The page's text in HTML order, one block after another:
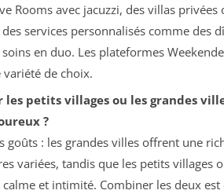
Rooms avec jacuzzi, des villas privées
services personnalisés comme des
en duo. Les plateformes
de choix.
petits villages ou les grandes
?
goûts : les grandes villes offrent une
variées, tandis que les petits villages
et intimité. Combiner les deux est